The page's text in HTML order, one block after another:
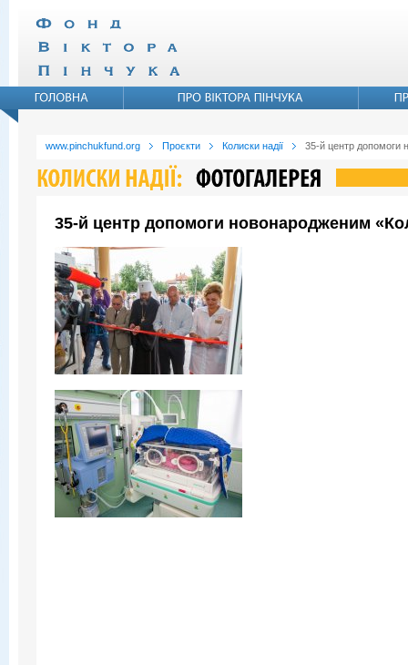
www.pinchukfund.org Проєкти Колиски надії 35-й центр допомоги
35-й центр допомоги новонародженим